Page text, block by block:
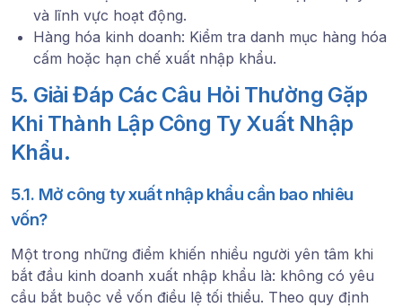
và lĩnh vực hoạt động.
Hàng hóa kinh doanh: Kiểm tra danh mục hàng hóa
cấm hoặc hạn chế xuất nhập khẩu.
5. Giải Đáp Các Câu Hỏi Thường Gặp
Khi Thành Lập Công Ty Xuất Nhập
Khẩu.
5.1. Mở công ty xuất nhập khẩu cần bao nhiêu
vốn?
Một trong những điểm khiến nhiều người yên tâm khi
bắt đầu kinh doanh xuất nhập khẩu là: không có yêu
cầu bắt buộc về vốn điều lệ tối thiểu. Theo quy định